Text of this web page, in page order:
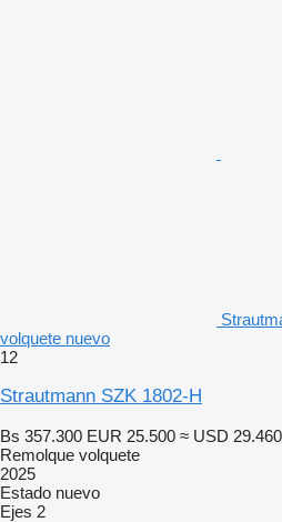
volquete nuevo
12
Strautmann SZK 1802-H
Bs 357.300 EUR 25.500 ≈ USD 29.460
Remolque volquete
2025
Estado nuevo
Ejes 2